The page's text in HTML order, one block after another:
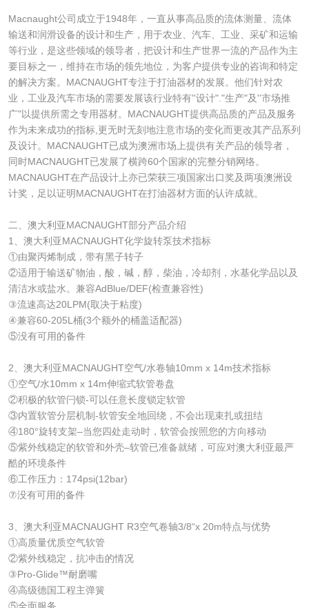
Macnaught公司成立于1948年，一直从事高品质的流体测量、流体
输送和润滑设备的设计和生产，用于农业、汽车、工业、采矿和运输
等行业，是这些领域的领导者，把设计和生产世界一流的产品作为主
要目标之一，维持在市场的领先地位，为客户提供专业的咨询和特定
的解决方案。MACNAUGHT专注于打油器材的发展。他们针对农
业，工业及汽车市场的需要发展该行业特有''设计"."生产"及''市场推
广"以提供所需之专用器材。MACNAUGHT提供高品质的产品及服务
作为未来成功的指标,更无时无刻地注意市场的变化而更改其产品系列
及设计。MACNAUGHT已成为澳洲市场上提供有关产品的领导者，
同时MACNAUGHT已发展了横跨60个国家的完整分销网络。
MACNAUGHT在产品设计上亦已荣获三项国家出口奖及两项澳洲设
计奖，足以证明MACNAUGHT在打油器材方面的认许成就。
二、澳大利亚MACNAUGHT部分产品介绍
1、澳大利亚MACNAUGHT化学旋转泵技术指标
①由聚丙烯制成，带有黑子转子
②适用于输送矿物油，酸，碱，醇，柴油，冷却剂，水基化学品以及
清洁水或盐水。兼容AdBlue/DEF(检查兼容性)
③流速高达20LPM(取决于粘度)
④兼容60-205L桶(3个额外的桶盖适配器)
⑤没有可用的备件
2、澳大利亚MACNAUGHT空气/水卷轴10mm x 14m技术指标
①空气/水10mm x 14m伸缩式软管卷盘
②积极的软管闩锁-可以任意长度锁定软管
③内置软管分层机制-软管安全地回绕，不会出现束扎或扭结
④180°旋转支架–当您四处走动时，软管会按照您的方向移动
⑤紫外线稳定的软管和外壳–软管已准备就绪，可应对澳大利亚最严
酷的环境条件
⑥工作压力：174psi(12bar)
⑦没有可用的备件
​3、澳大利亚MACNAUGHT R3空气卷轴3/8“x 20m特点与优势
①高质量优质空气软管
②紫外线稳定，抗冲击的情况
③Pro-Glide™耐磨嘴
④高级德国工程主弹簧